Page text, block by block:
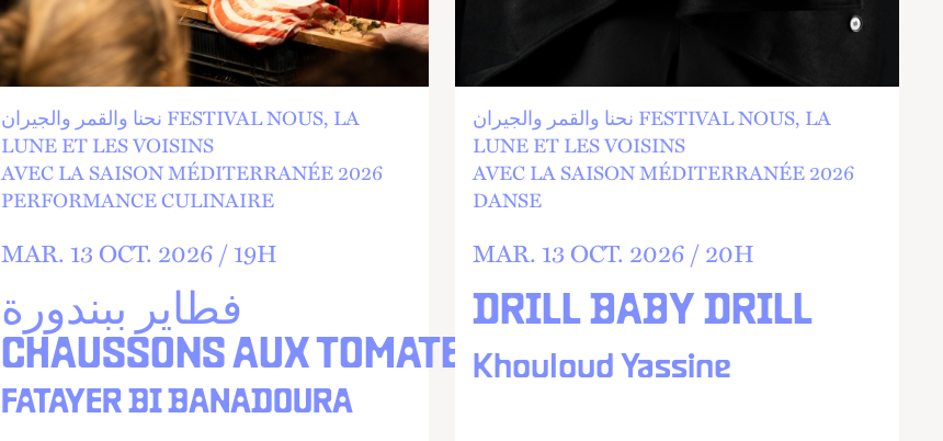
فطاير ببندورة
CHAUSSONS AUX TOMATES
FATAYER BI BANADOURA
نحنا والقمر والجيران FESTIVAL NOUS, LA
LUNE ET LES VOISINS
AVEC LA SAISON MÉDITERRANÉE 2026
PERFORMANCE CULINAIRE
MAR. 13 OCT. 2026 /19H
DRILL BABY DRILL
Khouloud Yassine
نحنا والقمر والجيران FESTIVAL NOUS, LA
LUNE ET LES VOISINS
AVEC LA SAISON MÉDITERRANÉE 2026
DANSE
MAR. 13 OCT. 2026 /20H